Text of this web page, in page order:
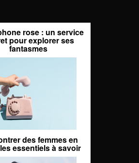
rose : un service
pour explorer ses
fantasmes
des femmes en
essentiels à savoir